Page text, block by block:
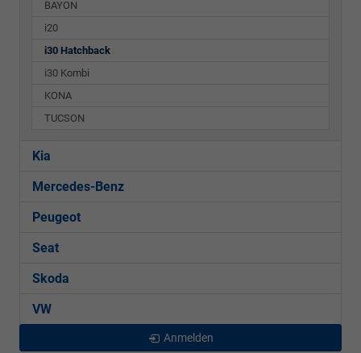
BAYON
i20
i30 Hatchback
i30 Kombi
KONA
TUCSON
Kia
Mercedes-Benz
Peugeot
Seat
Skoda
VW
Anmelden